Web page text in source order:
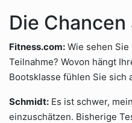
Die
Fitness.com: Wie sehen Sie
Teilnahme? Wovon hängt
Bootsklasse fühlen Sie sich
Schmidt: Es ist schwer,
einzuschätzen. Bisherige